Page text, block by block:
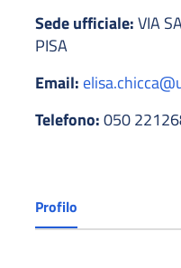
Sede ufficiale:VIA
PISA
Email:
Telefono:050
Profilo